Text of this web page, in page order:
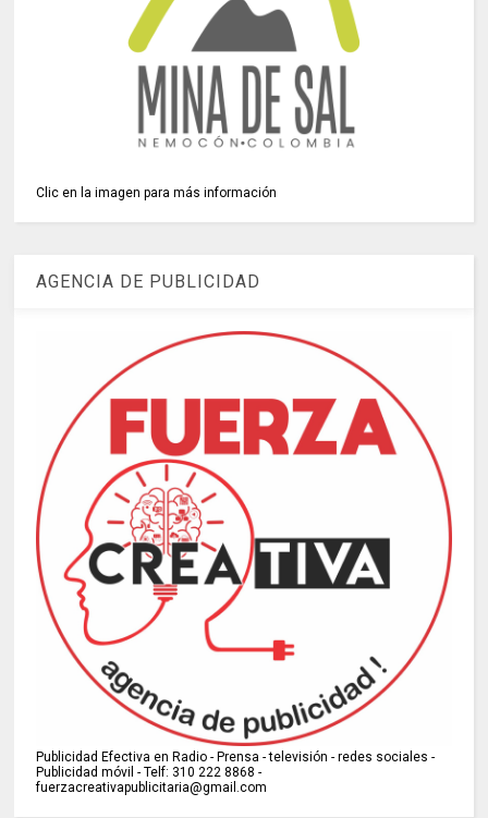
Clic en la imagen para más información
AGENCIA DE PUBLICIDAD
Publicidad Efectiva en Radio - Prensa - televisión - redes sociales -
Publicidad móvil - Telf: 310 222 8868 -
fuerzacreativapublicitaria@gmail.com